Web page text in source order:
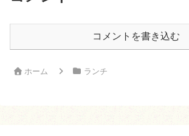
コメントを書き込む
ホーム ランチ